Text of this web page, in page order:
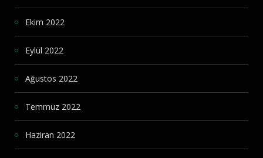
Ekim 2022
Eylül 2022
Ağustos 2022
Temmuz 2022
Haziran 2022